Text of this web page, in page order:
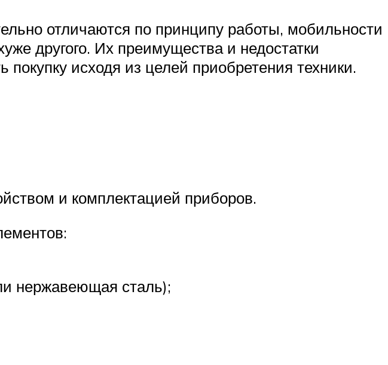
отличаются по принципу работы, мобильности
другого. Их преимущества и недостатки
исходя из целей приобретения техники.
и комплектацией приборов.
нержавеющая сталь);